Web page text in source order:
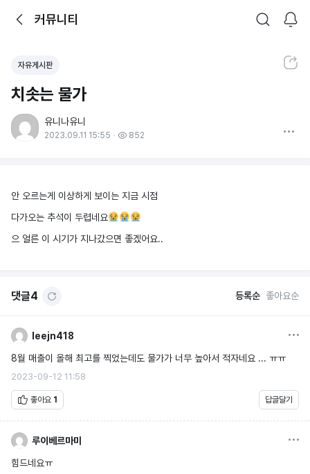
뒤로가기커뮤니티
커뮤니티
검색
알림
공유하기
자유게시판
치솟는 물가
유니나유니
2023.09.11 15:55 852
안 오르는게 이상하게 보이는 지금 시점
다가오는 추석이 두렵네요
으 얼른 이 시기가 지나갔으면 좋겠어요..
댓글4 등록순 좋아요순
leejn418
8월 매출이 올해 최고를 찍었는데도 물가가 너무 높아서 적자네요 ... ㅠㅠ
2023-09-12 11:58
좋아요 1 답글달기
루이베르마미
힘드네요ㅠ